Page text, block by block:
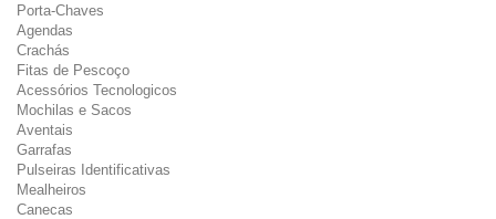
Porta-Chaves
Agendas
Crachás
Fitas de Pescoço
Acessórios Tecnologicos
Mochilas e Sacos
Aventais
Garrafas
Pulseiras Identificativas
Mealheiros
Canecas